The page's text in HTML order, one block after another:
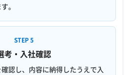
。
STEP 5
考・入社確認
認し、内容に納得したうえで入